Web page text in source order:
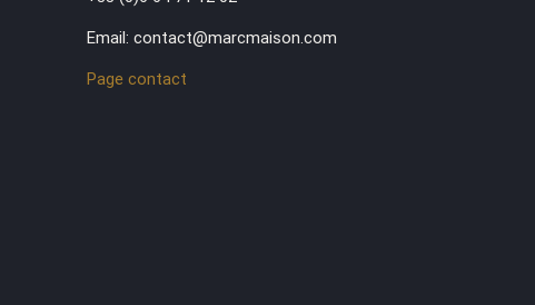
Email: contact@marcmaison.com
Page contact